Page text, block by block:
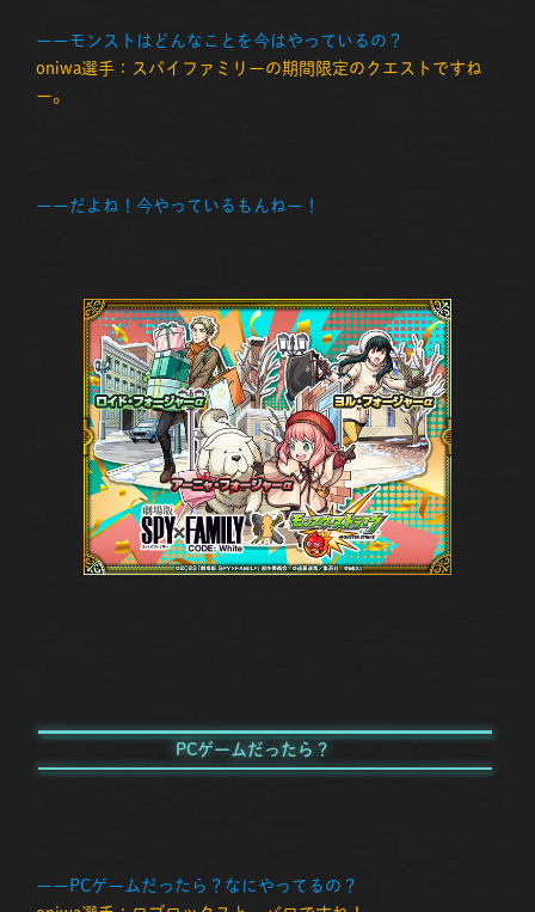
ーーモンストはどんなことを今はやっているの？
oniwa選手：スパイファミリーの期間限定のクエストですね
ー。
ーーだよね！今やっているもんねー！
PCゲームだったら？
ーーPCゲームだったら？なにやってるの？